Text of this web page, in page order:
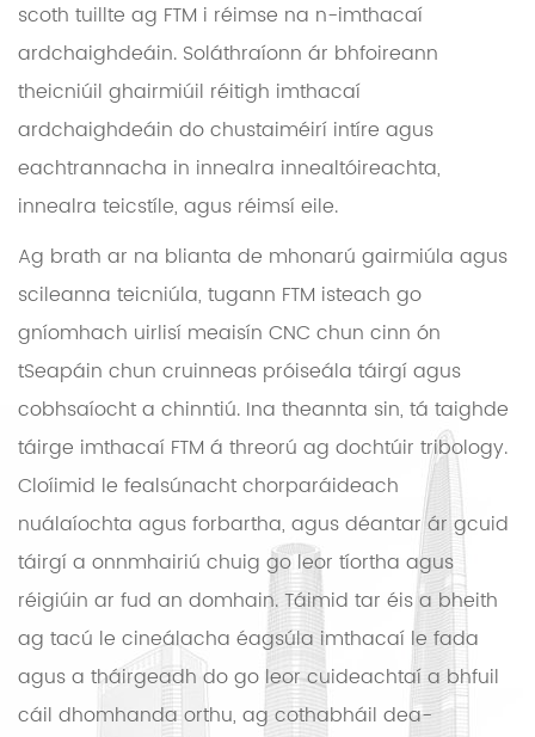
scoth tuillte ag FTM i réimse na n-imthacaí
ardchaighdeáin. Soláthraíonn ár bhfoireann
theicniúil ghairmiúil réitigh imthacaí
ardchaighdeáin do chustaiméirí intíre agus
eachtrannacha in innealra innealtóireachta,
innealra teicstíle, agus réimsí eile.
Ag brath ar na blianta de mhonarú gairmiúla agus
scileanna teicniúla, tugann FTM isteach go
gníomhach uirlisí meaisín CNC chun cinn ón
tSeapáin chun cruinneas próiseála táirgí agus
cobhsaíocht a chinntiú. Ina theannta sin, tá taighde
táirge imthacaí FTM á threorú ag dochtúir tribology.
Cloíimid le fealsúnacht chorparáideach
nuálaíochta agus forbartha, agus déantar ár gcuid
táirgí a onnmhairiú chuig go leor tíortha agus
réigiúin ar fud an domhain. Táimid tar éis a bheith
ag tacú le cineálacha éagsúla imthacaí le fada
agus a tháirgeadh do go leor cuideachtaí a bhfuil
cáil dhomhanda orthu, ag cothabháil dea-